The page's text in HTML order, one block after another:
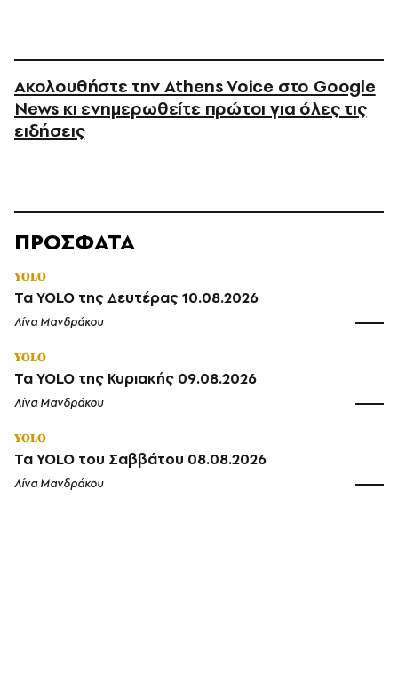
Ακολουθήστε την Athens Voice στο Google
News κι ενημερωθείτε πρώτοι για όλες τις
ειδήσεις
ΠΡΟΣΦΑΤΑ
YOLO
Τα YOLO της Δευτέρας 10.08.2026
Λίνα Μανδράκου
YOLO
Τα YOLO της Κυριακής 09.08.2026
Λίνα Μανδράκου
YOLO
Τα YOLO του Σαββάτου 08.08.2026
Λίνα Μανδράκου